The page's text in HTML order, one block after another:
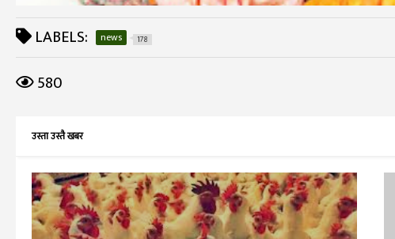
LABELS: news 178
580
उस्ता उस्तै खबर